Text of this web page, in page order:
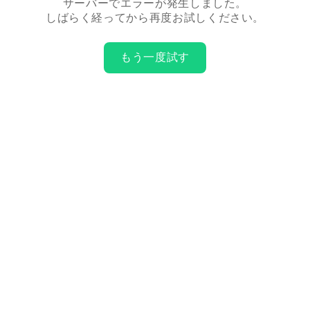
サーバーでエラーが発生しました。
しばらく経ってから再度お試しください。
もう一度試す